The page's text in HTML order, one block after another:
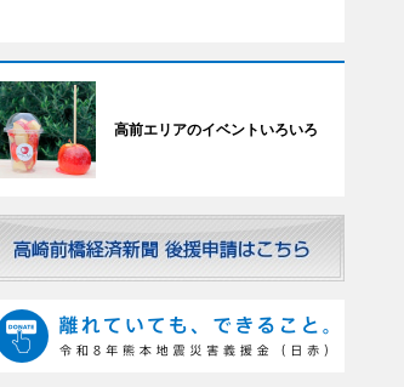
高前エリアのイベントいろいろ